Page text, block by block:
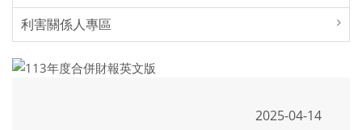
利害關係人專區
2025-04-14